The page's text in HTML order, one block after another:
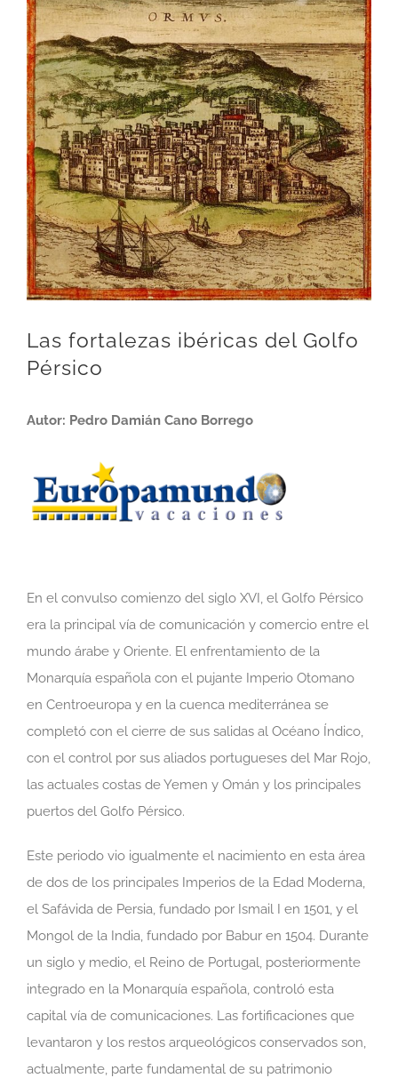
Larger
Image
Las fortalezas ibéricas del Golfo
Pérsico
Autor: Pedro Damián Cano Borrego
En el convulso comienzo del siglo XVI, el Golfo Pérsico
era la principal vía de comunicación y comercio entre el
mundo árabe y Oriente. El enfrentamiento de la
Monarquía española con el pujante Imperio Otomano
en Centroeuropa y en la cuenca mediterránea se
completó con el cierre de sus salidas al Océano Índico,
con el control por sus aliados portugueses del Mar Rojo,
las actuales costas de Yemen y Omán y los principales
puertos del Golfo Pérsico.
Este periodo vio igualmente el nacimiento en esta área
de dos de los principales Imperios de la Edad Moderna,
el Safávida de Persia, fundado por Ismail I en 1501, y el
Mongol de la India, fundado por Babur en 1504. Durante
un siglo y medio, el Reino de Portugal, posteriormente
integrado en la Monarquía española, controló esta
capital vía de comunicaciones. Las fortificaciones que
levantaron y los restos arqueológicos conservados son,
actualmente, parte fundamental de su patrimonio